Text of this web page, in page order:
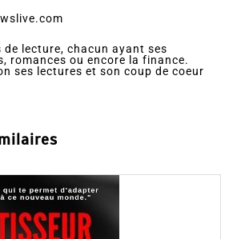
de lecture, chacun ayant ses
romances ou encore la finance.
ses lectures et son coup de coeur